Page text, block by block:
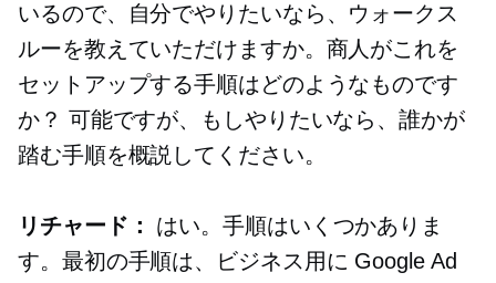
いるので、自分でやりたいなら、ウォークス
ルーを教えていただけますか。商人がこれを
セットアップする手順はどのようなものです
か？ 可能ですが、もしやりたいなら、誰かが
踏む手順を概説してください。
リチャード：
はい。手順はいくつかありま
す。最初の手順は、ビジネス用に Google Ad